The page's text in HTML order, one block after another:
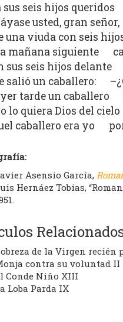
sus seis hijos
usted, gran
una viuda con seis
mañana siguiente
sus seis hijos
salió un caballero:
tarde un caballero
lo quiera Dios del
caballero era yo
Asensio García,
Hernáez Tobías,
de la Virgen recién
contra su voluntad II
Conde Niño XIII
Loba Parda IX